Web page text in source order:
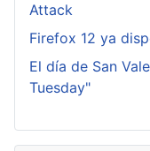
Attack
Firefox 12 ya
El día de San
Tuesday"